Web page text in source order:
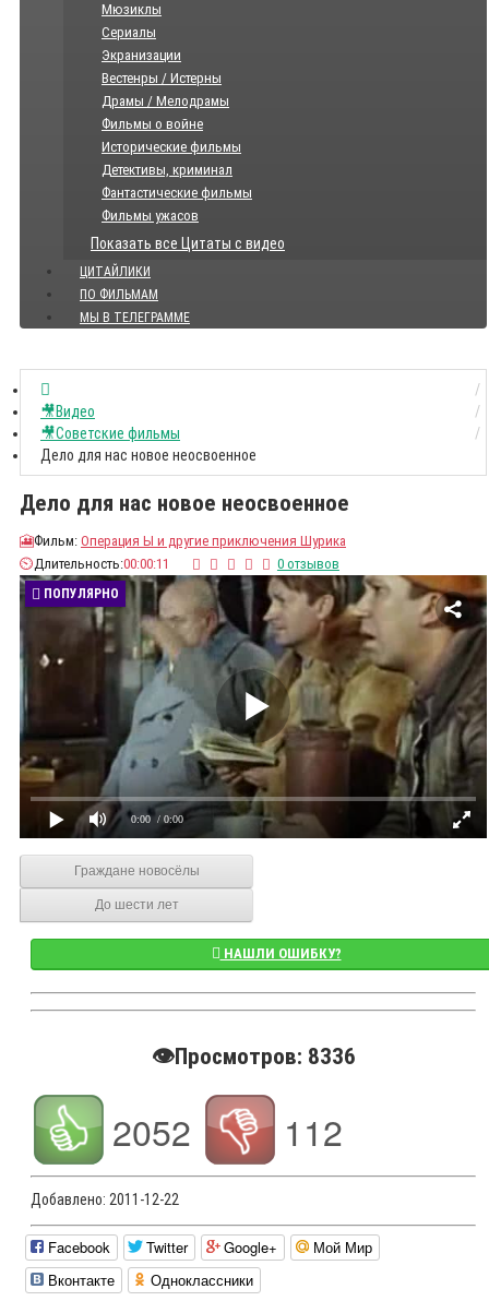
Мюзиклы
Сериалы
Экранизации
Вестенры / Истерны
Драмы / Мелодрамы
Фильмы о войне
Исторические фильмы
Детективы, криминал
Фантастические фильмы
Фильмы ужасов
Показать все Цитаты с видео
ЦИТАЙЛИКИ
ПО ФИЛЬМАМ
МЫ В ТЕЛЕГРАММЕ
🎥Видео
🎥Советские фильмы
Дело для нас новое неосвоенное
Дело для нас новое неосвоенное
🎦Фильм: Операция Ы и другие приключения Шурика
⏲️Длительность:00:00:11 0 отзывов
ПОПУЛЯРНО
0:00 / 0:00
Граждане новосёлы
До шести лет
НАШЛИ ОШИБКУ?
👁️Просмотров: 8336
2052 112
Добавлено: 2011-12-22
Facebook Twitter Google+
Мой Мир
Вконтакте
Одноклассники